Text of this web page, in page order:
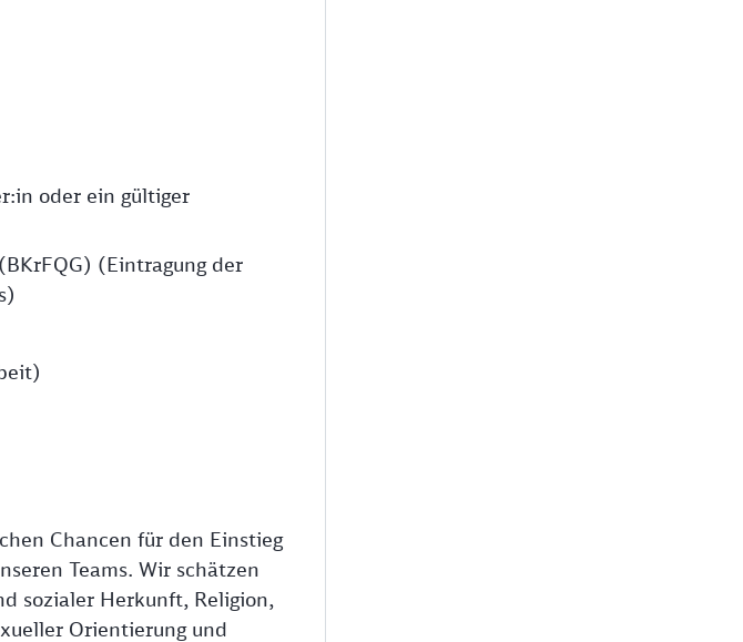
oder ein gültiger
(Eintragung der
Chancen für den Einstieg
Teams. Wir schätzen
sozialer Herkunft, Religion,
Orientierung und